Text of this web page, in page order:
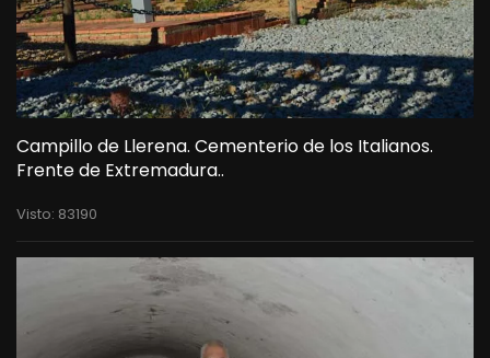
Campillo de Llerena. Cementerio de los Italianos.
Frente de Extremadura..
Visto: 83190